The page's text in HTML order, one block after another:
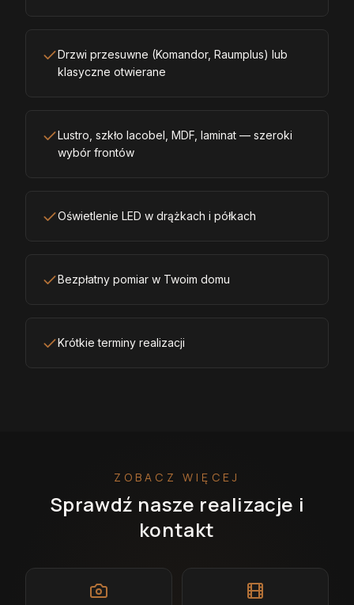
Drzwi przesuwne (Komandor, Raumplus) lub
klasyczne otwierane
Lustro, szkło lacobel, MDF, laminat — szeroki
wybór frontów
Oświetlenie LED w drążkach i półkach
Bezpłatny pomiar w Twoim domu
Krótkie terminy realizacji
ZOBACZ WIĘCEJ
Sprawdź nasze realizacje i
kontakt